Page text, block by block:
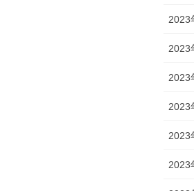
2023
2023
2023
2023
2023
2023